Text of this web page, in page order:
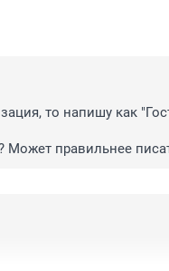
то напишу как
Может правильнее